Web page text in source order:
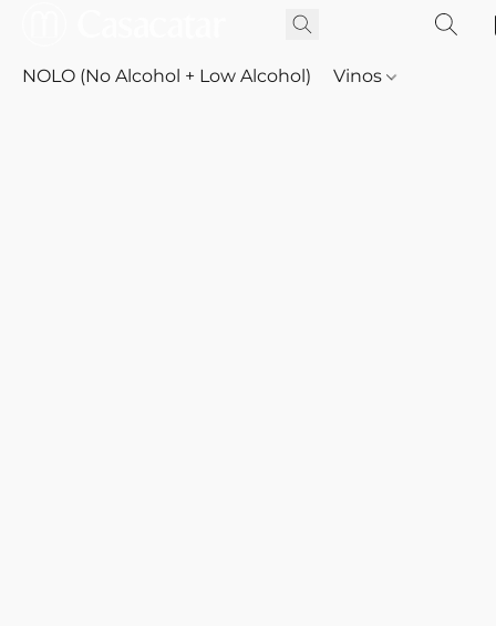
NOLO (No Alcohol + Low Alcohol) Vinos